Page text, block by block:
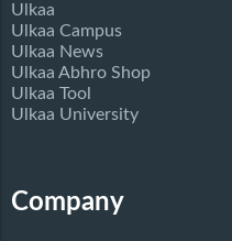
Ulkaa
Ulkaa Campus
Ulkaa News
Ulkaa Abhro Shop
Ulkaa Tool
Ulkaa University
Company